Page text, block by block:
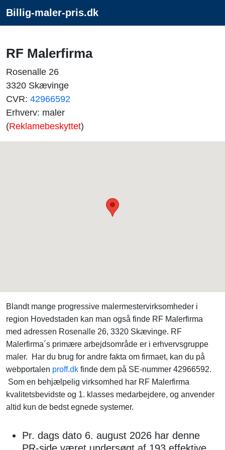
Billig-maler-pris.dk
RF Malerfirma
Rosenalle 26
3320 Skævinge
CVR: 42966592
Erhverv: maler
(Reklamebeskyttet)
Blandt mange progressive malermestervirksomheder i
region Hovedstaden kan man også finde RF Malerfirma
med adressen Rosenalle 26, 3320 Skævinge. RF
Malerfirma´s primære arbejdsområde er i erhvervsgruppe
maler. Har du brug for andre fakta om firmaet, kan du på
webportalen proff.dk finde dem på SE-nummer 42966592.
Som en behjælpelig virksomhed har RF Malerfirma
kvalitetsbevidste og 1. klasses medarbejdere, og anvender
altid kun de bedst egnede systemer.
Pr. dags dato 6. august 2026 har denne